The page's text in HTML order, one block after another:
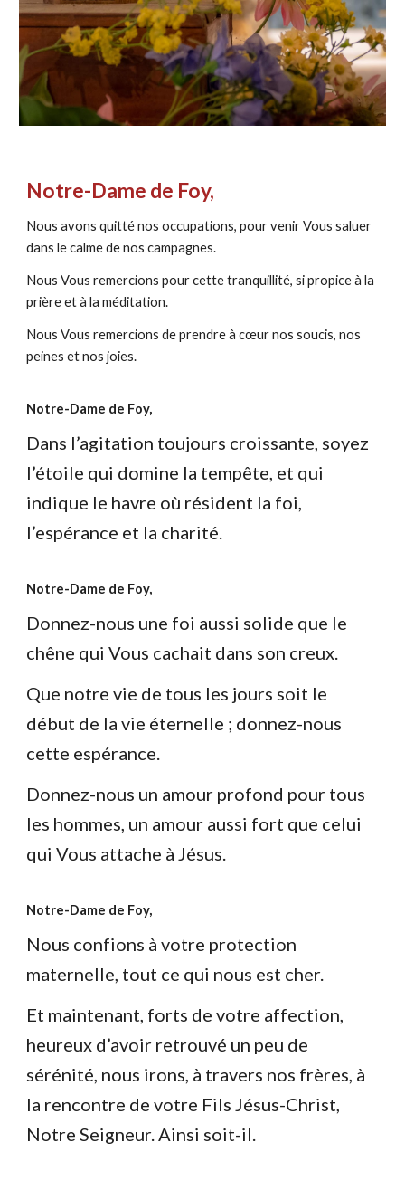
Notre-Dame de Foy,
Nous avons quitté nos occupations, pour venir Vous saluer
dans le calme de nos campagnes.
Nous Vous remercions pour cette tranquillité, si propice à la
prière et à la méditation.
Nous Vous remercions de prendre à cœur nos soucis, nos
peines et nos joies.
Notre-Dame de Foy,
Dans l’agitation toujours croissante, soyez
l’étoile qui domine la tempête, et qui
indique le havre où résident la foi,
l’espérance et la charité.
Notre-Dame de Foy,
Donnez-nous une foi aussi solide que le
chêne qui Vous cachait dans son creux.
Que notre vie de tous les jours soit le
début de la vie éternelle ; donnez-nous
cette espérance.
Donnez-nous un amour profond pour tous
les hommes, un amour aussi fort que celui
qui Vous attache à Jésus.
Notre-Dame de Foy,
Nous confions à votre protection
maternelle, tout ce qui nous est cher.
Et maintenant, forts de votre affection,
heureux d’avoir retrouvé un peu de
sérénité, nous irons, à travers nos frères, à
la rencontre de votre Fils Jésus-Christ,
Notre Seigneur. Ainsi soit-il.